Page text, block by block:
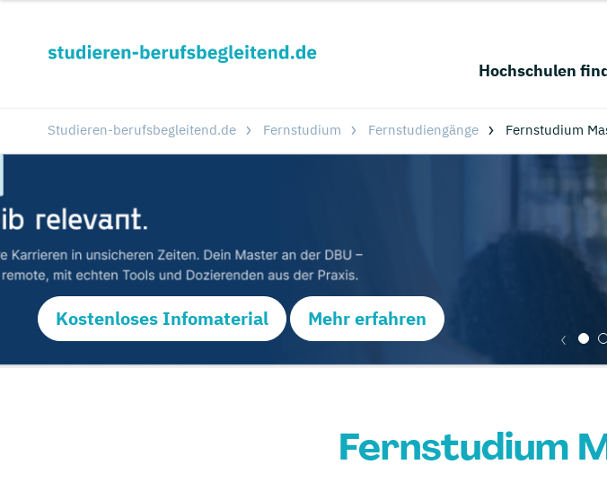
Hochschulen
Studieren-berufsbegleitend.de Fernstudium Fernstudiengänge Fernstudium
Kostenloses Infomaterial Mehr erfahren
Fernstudium